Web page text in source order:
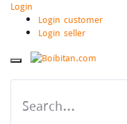
Login
Login customer
Login seller